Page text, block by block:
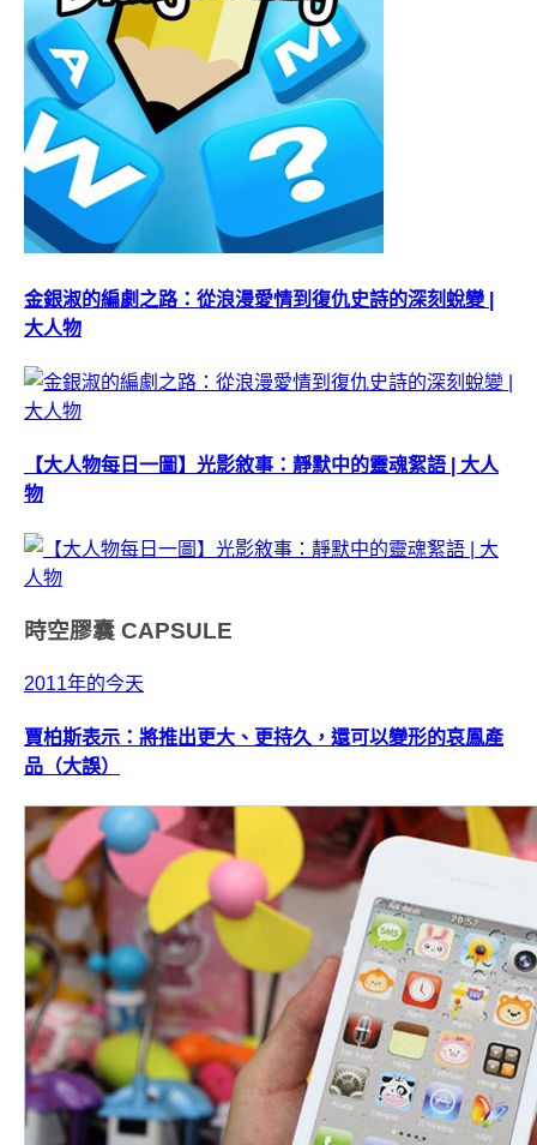
金銀淑的編劇之路：從浪漫愛情到復仇史詩的深刻蛻變 |
大人物
【大人物每日一圖】光影敘事：靜默中的靈魂絮語 | 大人
物
時空膠囊 CAPSULE
2011年的今天
賈柏斯表示：將推出更大、更持久，還可以變形的哀鳳產
品（大誤）